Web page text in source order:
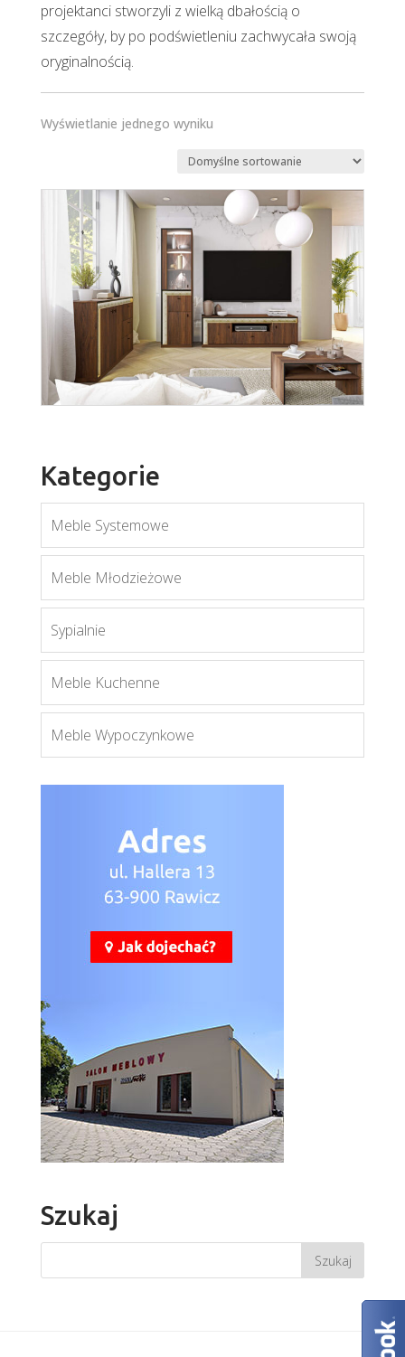
projektanci stworzyli z wielką dbałością o
szczegóły, by po podświetleniu zachwycała swoją
oryginalnością.
Wyświetlanie jednego wyniku
Senesi
Więcej
Kategorie
Meble Systemowe
Meble Młodzieżowe
Sypialnie
Meble Kuchenne
Meble Wypoczynkowe
Szukaj